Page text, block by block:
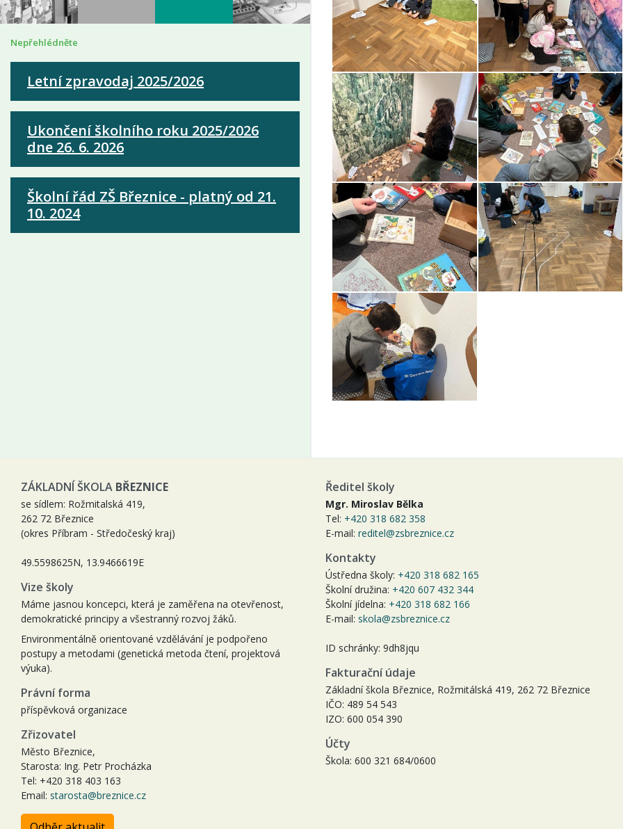
Nepřehlédněte
Letní zpravodaj 2025/2026
Ukončení školního roku 2025/2026
dne 26. 6. 2026
Školní řád ZŠ Březnice - platný od 21.
10. 2024
ZÁKLADNÍ ŠKOLA BŘEZNICE
se sídlem: Rožmitalská 419,
262 72 Březnice
(okres Příbram - Středočeský kraj)
49.5598625N, 13.9466619E
Vize školy
Máme jasnou koncepci, která je zaměřena na otevřenost,
demokratické principy a všestranný rozvoj žáků.
Environmentálně orientované vzdělávání je podpořeno
postupy a metodami (genetická metoda čtení, projektová
výuka).
Právní forma
příspěvková organizace
Zřizovatel
Město Březnice,
Starosta: Ing. Petr Procházka
Tel: +420 318 403 163
Email: starosta@breznice.cz
Ředitel školy
Mgr. Miroslav Bělka
Tel: +420 318 682 358
E-mail: reditel@zsbreznice.cz
Kontakty
Ústředna školy: +420 318 682 165
Školní družina: +420 607 432 344
Školní jídelna: +420 318 682 166
E-mail: skola@zsbreznice.cz
ID schránky: 9dh8jqu
Fakturační údaje
Základní škola Březnice, Rožmitálská 419, 262 72 Březnice
IČO: 489 54 543
IZO: 600 054 390
Účty
Škola: 600 321 684/0600